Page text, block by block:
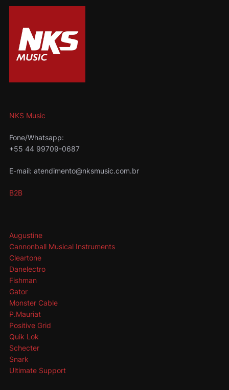
NKS Music
Fone/Whatsapp:
+55 44 99709-0687
E-mail: atendimento@nksmusic.com.br
B2B
Augustine
Cannonball Musical Instruments
Cleartone
Danelectro
Fishman
Gator
Monster Cable
P.Mauriat
Positive Grid
Quik Lok
Schecter
Snark
Ultimate Support